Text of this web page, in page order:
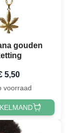
gouden
5,50
voorraad